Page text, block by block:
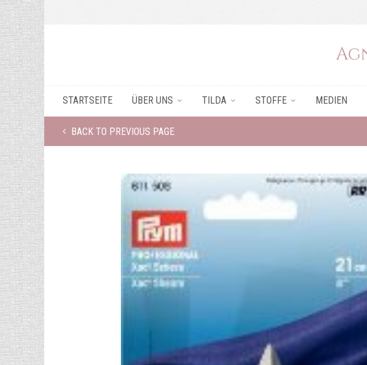
STARTSEITE ÜBER UNS TILDA STOFFE MEDIEN
BACK TO PREVIOUS PAGE